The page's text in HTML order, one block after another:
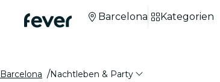
Barcelona Kategorien
Barcelona Nachtleben & Party